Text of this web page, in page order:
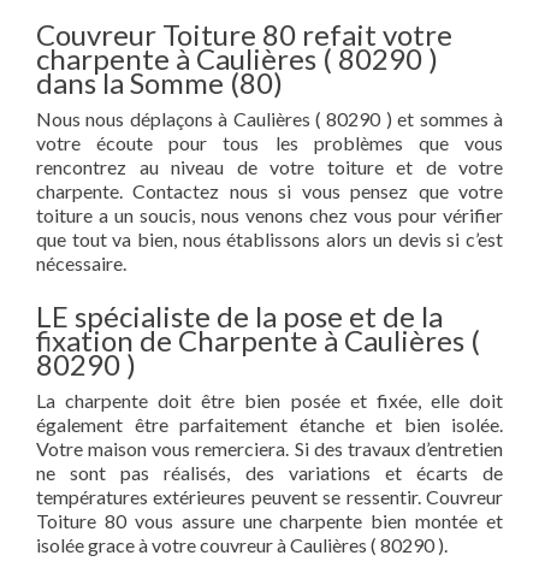
Couvreur Toiture 80 refait votre
charpente à Caulières ( 80290 )
dans la Somme (80)
Nous nous déplaçons à Caulières ( 80290 ) et sommes à
votre écoute pour tous les problèmes que vous
rencontrez au niveau de votre toiture et de votre
charpente. Contactez nous si vous pensez que votre
toiture a un soucis, nous venons chez vous pour vérifier
que tout va bien, nous établissons alors un devis si c’est
nécessaire.
LE spécialiste de la pose et de la
fixation de Charpente à Caulières (
80290 )
La charpente doit être bien posée et fixée, elle doit
également être parfaitement étanche et bien isolée.
Votre maison vous remerciera. Si des travaux d’entretien
ne sont pas réalisés, des variations et écarts de
températures extérieures peuvent se ressentir. Couvreur
Toiture 80 vous assure une charpente bien montée et
isolée grace à votre couvreur à Caulières ( 80290 ).